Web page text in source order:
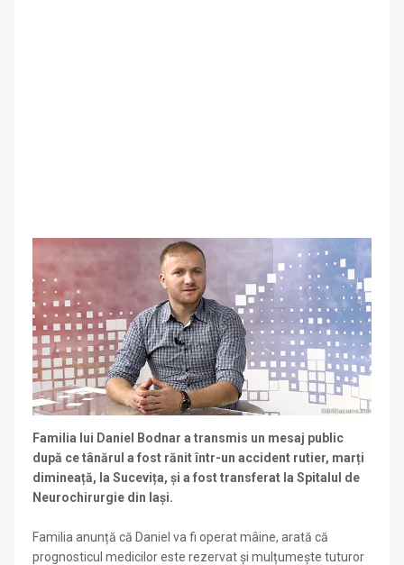
Familia lui Daniel Bodnar a transmis un mesaj public
după ce tânărul a fost rănit într-un accident rutier, marți
dimineață, la Sucevița, și a fost transferat la Spitalul de
Neurochirurgie din Iași.
Familia anunță că Daniel va fi operat mâine, arată că
prognosticul medicilor este rezervat și mulțumește tuturor